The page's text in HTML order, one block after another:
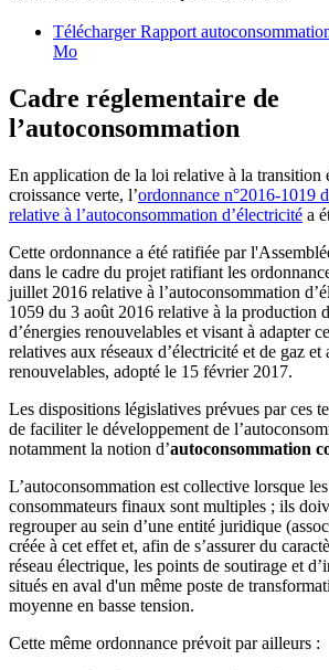
Télécharger Rapport
Mo
Cadre réglementaire de
l’autoconsommation
En application de la loi relative à la transition
croissance verte, l’ordonnance n°2016-1019
relative à l’autoconsommation d’électricité a
Cette ordonnance a été ratifiée par
dans le cadre du projet ratifiant les
juillet 2016 relative à l’autoconsommation
1059 du 3 août 2016 relative à la production
d’énergies renouvelables et visant à adapter
relatives aux réseaux d’électricité et de gaz et
renouvelables, adopté le 15 février 2017.
Les dispositions législatives prévues par ces
de faciliter le développement de
notamment la notion d’autoconsommation
L’autoconsommation est collective lorsque
consommateurs finaux sont multiples ; ils
regrouper au sein d’une entité juridique
créée à cet effet et, afin de s’assurer du
réseau électrique, les points de soutirage et
situés en aval d'un même poste de
moyenne en basse tension.
Cette même ordonnance prévoit par ailleurs :